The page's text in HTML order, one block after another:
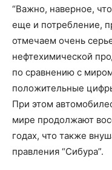
“Важно, наверное,
еще и потребление,
отмечаем очень
нефтехимической
по сравнению с
положительные
При этом
мире продолжают
годах, что также
правления “Сибура”.